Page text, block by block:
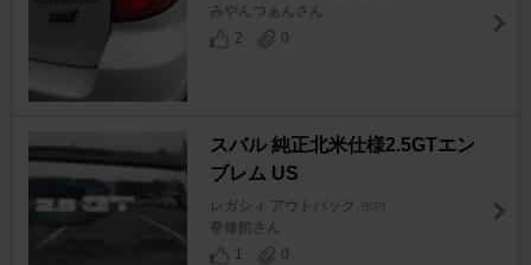
みやんつぁんさん
2
0
スバル 純正北米仕様2.5GTエン
ブレム US
レガシィ アウトバック [BP]
拳修館さん
1
0